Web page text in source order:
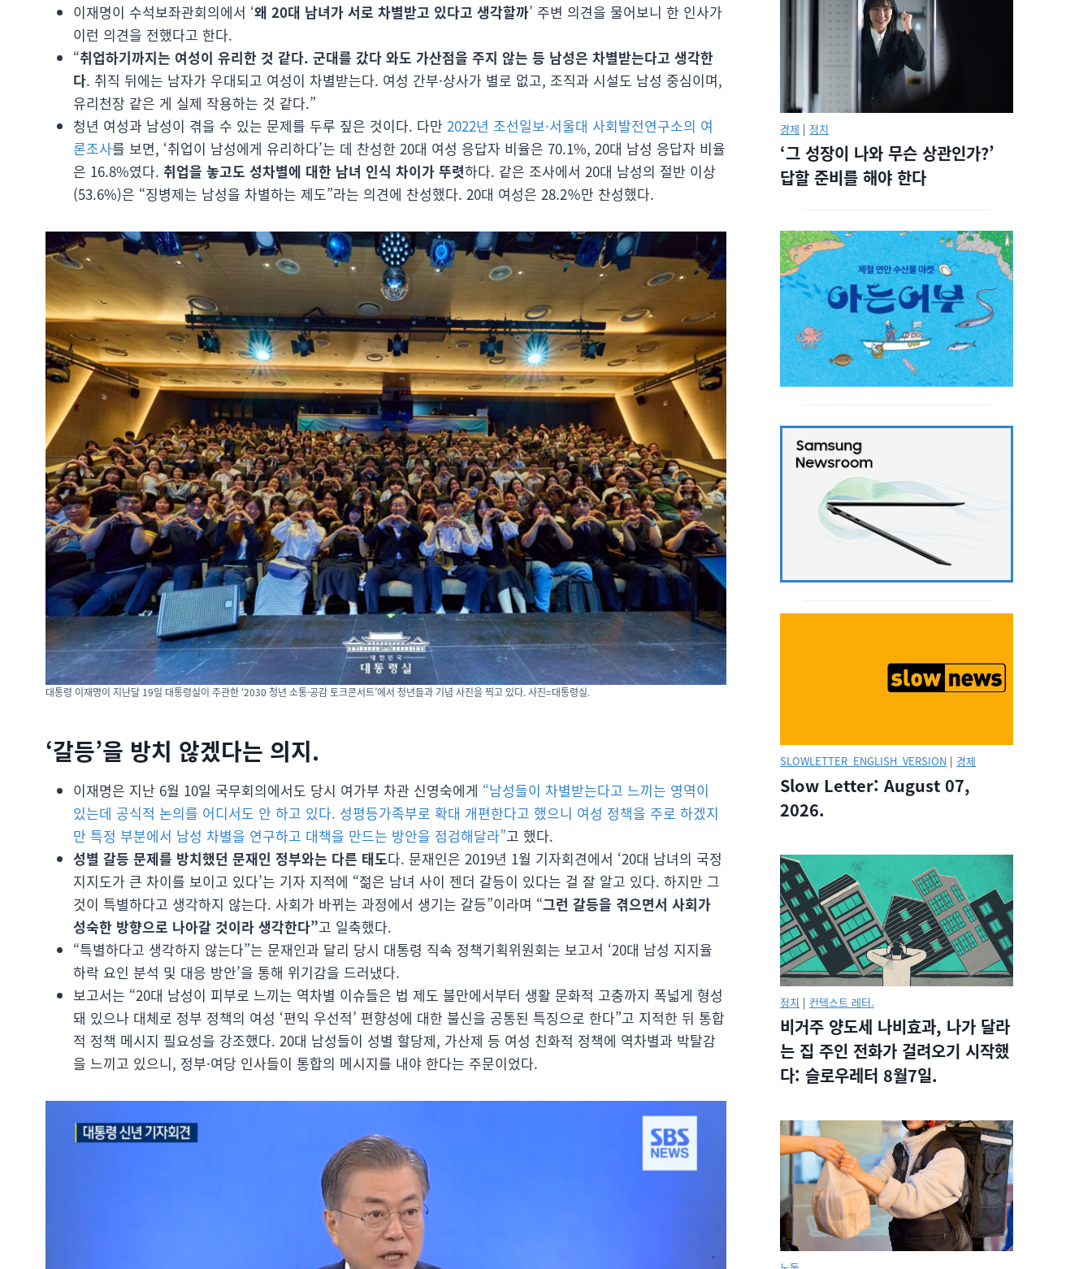
이재명이 수석보좌관회의에서 ‘왜 20대 남녀가 서로 차별받고 있다고 생각할까’ 주변 의견을 물어보니 한 인사가
이런 의견을 전했다고 한다.
“취업하기까지는 여성이 유리한 것 같다. 군대를 갔다 와도 가산점을 주지 않는 등 남성은 차별받는다고 생각한
다. 취직 뒤에는 남자가 우대되고 여성이 차별받는다. 여성 간부·상사가 별로 없고, 조직과 시설도 남성 중심이며,
유리천장 같은 게 실제 작용하는 것 같다.”
청년 여성과 남성이 겪을 수 있는 문제를 두루 짚은 것이다. 다만 2022년 조선일보·서울대 사회발전연구소의 여
론조사를 보면, ‘취업이 남성에게 유리하다’는 데 찬성한 20대 여성 응답자 비율은 70.1%, 20대 남성 응답자 비율
은 16.8%였다. 취업을 놓고도 성차별에 대한 남녀 인식 차이가 뚜렷하다. 같은 조사에서 20대 남성의 절반 이상
(53.6%)은 “징병제는 남성을 차별하는 제도”라는 의견에 찬성했다. 20대 여성은 28.2％만 찬성했다.
대통령 이재명이 지난달 19일 대통령실이 주관한 ‘2030 청년 소통·공감 토크콘서트’에서 청년들과 기념 사진을 찍고 있다. 사진=대통령실.
‘갈등’을 방치 않겠다는 의지.
이재명은 지난 6월 10일 국무회의에서도 당시 여가부 차관 신영숙에게 “남성들이 차별받는다고 느끼는 영역이
있는데 공식적 논의를 어디서도 안 하고 있다. 성평등가족부로 확대 개편한다고 했으니 여성 정책을 주로 하겠지
만 특정 부분에서 남성 차별을 연구하고 대책을 만드는 방안을 점검해달라”고 했다.
성별 갈등 문제를 방치했던 문재인 정부와는 다른 태도다. 문재인은 2019년 1월 기자회견에서 ‘20대 남녀의 국정
지지도가 큰 차이를 보이고 있다’는 기자 지적에 “젊은 남녀 사이 젠더 갈등이 있다는 걸 잘 알고 있다. 하지만 그
것이 특별하다고 생각하지 않는다. 사회가 바뀌는 과정에서 생기는 갈등”이라며 “그런 갈등을 겪으면서 사회가
성숙한 방향으로 나아갈 것이라 생각한다”고 일축했다.
“특별하다고 생각하지 않는다”는 문재인과 달리 당시 대통령 직속 정책기획위원회는 보고서 ‘20대 남성 지지율
하락 요인 분석 및 대응 방안’을 통해 위기감을 드러냈다.
보고서는 “20대 남성이 피부로 느끼는 역차별 이슈들은 법 제도 불만에서부터 생활 문화적 고충까지 폭넓게 형성
돼 있으나 대체로 정부 정책의 여성 ‘편익 우선적’ 편향성에 대한 불신을 공통된 특징으로 한다”고 지적한 뒤 통합
적 정책 메시지 필요성을 강조했다. 20대 남성들이 성별 할당제, 가산제 등 여성 친화적 정책에 역차별과 박탈감
을 느끼고 있으니, 정부·여당 인사들이 통합의 메시지를 내야 한다는 주문이었다.
경제 | 정치
‘그 성장이 나와 무슨 상관인가?’
답할 준비를 해야 한다
SLOWLETTER_ENGLISH_VERSION | 경제
Slow Letter: August 07,
2026.
정치 | 컨텍스트 레터.
비거주 양도세 나비효과, 나가 달라
는 집 주인 전화가 걸려오기 시작했
다: 슬로우레터 8월7일.